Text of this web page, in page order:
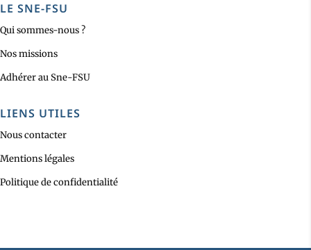
LE SNE-FSU
Qui sommes-nous ?
Nos missions
Adhérer au Sne-FSU
LIENS UTILES
Nous contacter
Mentions légales
Politique de confidentialité